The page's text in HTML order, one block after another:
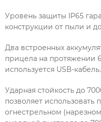
Уровень защиты IP65
конструкции от пыли и
Два встроенных
прицела на протяжении
используется USB-кабель.
Ударная стойкость до
позволяет
огнестрельном